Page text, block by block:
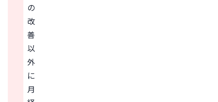
の
改
善
以
外
に
月